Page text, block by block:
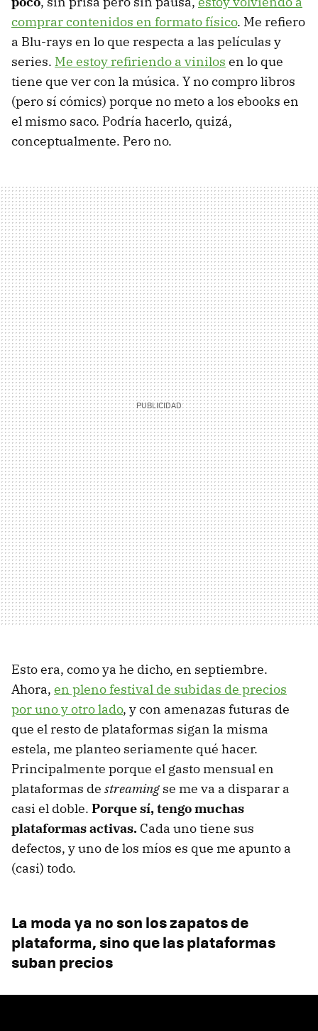
comprar contenidos en formato físico. Me refiero
a Blu-rays en lo que respecta a las películas y
series. Me estoy refiriendo a vinilos en lo que
tiene que ver con la música. Y no compro libros
(pero sí cómics) porque no meto a los ebooks en
el mismo saco. Podría hacerlo, quizá,
conceptualmente. Pero no.
Esto era, como ya he dicho, en septiembre.
Ahora, en pleno festival de subidas de precios
por uno y otro lado, y con amenazas futuras de
que el resto de plataformas sigan la misma
estela, me planteo seriamente qué hacer.
Principalmente porque el gasto mensual en
plataformas de streaming se me va a disparar a
casi el doble. Porque sí, tengo muchas
plataformas activas. Cada uno tiene sus
defectos, y uno de los míos es que me apunto a
(casi) todo.
La moda ya no son los zapatos de
plataforma, sino que las plataformas
suban precios